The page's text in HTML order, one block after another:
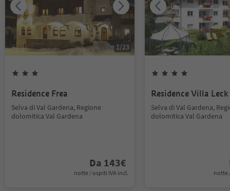
1/23
Residence Frea
Selva di Val Gardena, Regione
dolomitica Val Gardena
Da 143€
notte / ospiti IVA incl.
Residence Villa Leck
Selva di Val Gardena,
dolomitica Val Gardena
notte